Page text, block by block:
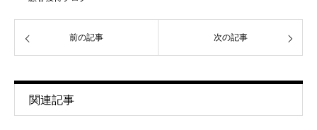
前の記事 次の記事
関連記事